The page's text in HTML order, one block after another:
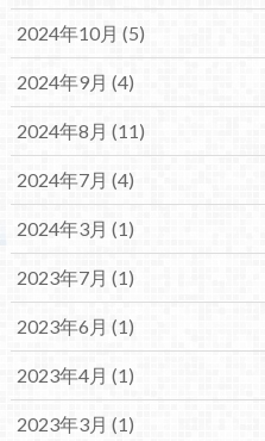
2024年10月 (5)
2024年9月 (4)
2024年8月 (11)
2024年7月 (4)
2024年3月 (1)
2023年7月 (1)
2023年6月 (1)
2023年4月 (1)
2023年3月 (1)